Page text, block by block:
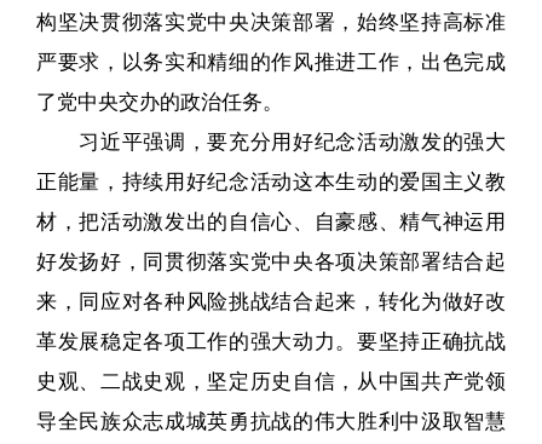
构坚决贯彻落实党中央决策部署，始终坚持高标准
严要求，以务实和精细的作风推进工作，出色完成
了党中央交办的政治任务。
习近平强调，要充分用好纪念活动激发的强大
正能量，持续用好纪念活动这本生动的爱国主义教
材，把活动激发出的自信心、自豪感、精气神运用
好发扬好，同贯彻落实党中央各项决策部署结合起
来，同应对各种风险挑战结合起来，转化为做好改
革发展稳定各项工作的强大动力。要坚持正确抗战
史观、二战史观，坚定历史自信，从中国共产党领
导全民族众志成城英勇抗战的伟大胜利中汲取智慧